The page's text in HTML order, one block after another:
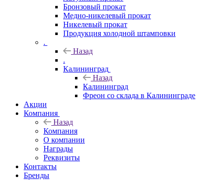
Бронзовый прокат
Медно-никелевый прокат
Никелевый прокат
Продукция холодной штамповки
.
Назад
.
Калининград
Назад
Калининград
Фреон со склада в Калининграде
Акции
Компания
Назад
Компания
О компании
Награды
Реквизиты
Контакты
Бренды